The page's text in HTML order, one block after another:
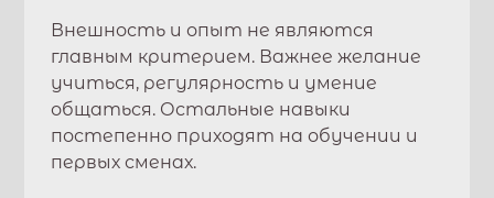
Внешность и опыт не являются
главным критерием. Важнее желание
учиться, регулярность и умение
общаться. Остальные навыки
постепенно приходят на обучении и
первых сменах.